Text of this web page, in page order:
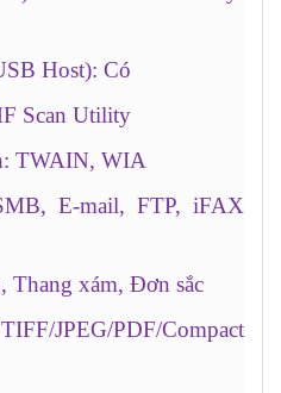
Host): Có
Scan Utility
TWAIN, WIA
E-mail, FTP, iFAX
Thang xám, Đơn sắc
JPEG/PDF/Compact